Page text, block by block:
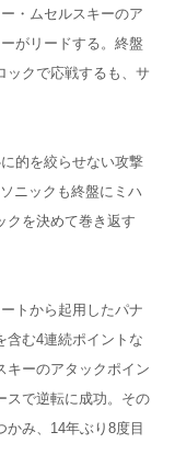
・ムセルスキーのア
がリードする。終盤
ックで応戦するも、サ
的を絞らせない攻撃
ニックも終盤にミハ
クを決めて巻き返す
トから起用したパナ
含む4連続ポイントな
キーのアタックポイン
スで逆転に成功。その
かみ、14年ぶり8度目